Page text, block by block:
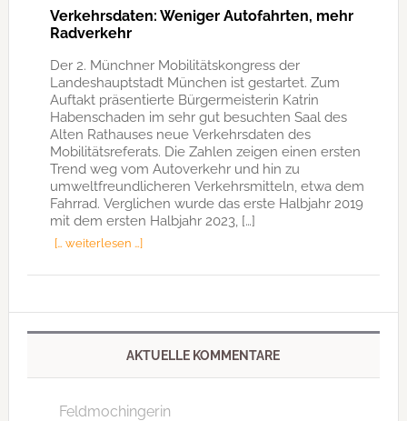
Verkehrsdaten: Weniger Autofahrten, mehr
Radverkehr
Der 2. Münchner Mobilitätskongress der
Landeshauptstadt München ist gestartet. Zum
Auftakt präsentierte Bürgermeisterin Katrin
Habenschaden im sehr gut besuchten Saal des
Alten Rathauses neue Verkehrsdaten des
Mobilitätsreferats. Die Zahlen zeigen einen ersten
Trend weg vom Autoverkehr und hin zu
umweltfreundlicheren Verkehrsmitteln, etwa dem
Fahrrad. Verglichen wurde das erste Halbjahr 2019
mit dem ersten Halbjahr 2023, […]
[… weiterlesen …]
AKTUELLE KOMMENTARE
Feldmochingerin